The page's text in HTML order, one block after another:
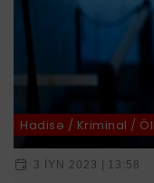
Hadisə / Kriminal /
3 IYN 2023 | 13:58